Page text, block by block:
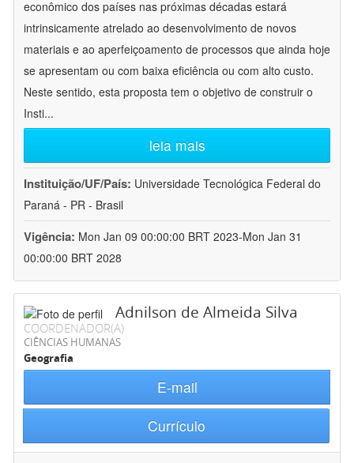
econômico dos países nas próximas décadas estará
intrinsicamente atrelado ao desenvolvimento de novos
materiais e ao aperfeiçoamento de processos que ainda hoje
se apresentam ou com baixa eficiência ou com alto custo.
Neste sentido, esta proposta tem o objetivo de construir o
Insti...
leia mais
Instituição/UF/País: Universidade Tecnológica Federal do
Paraná - PR - Brasil
Vigência: Mon Jan 09 00:00:00 BRT 2023-Mon Jan 31
00:00:00 BRT 2028
Adnilson de Almeida Silva
COORDENADOR(A)
CIÊNCIAS HUMANAS
Geografia
E-mail
Currículo